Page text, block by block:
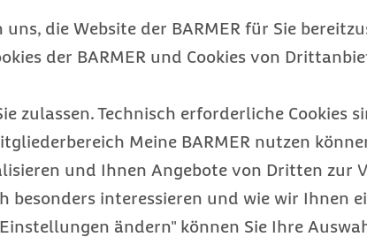
uns, die Website der BARMER für Sie
der BARMER und Cookies von
zulassen. Technisch erforderliche Cookies
Meine BARMER nutzen
und Ihnen Angebote von Dritten zur
besonders interessieren und wie wir Ihnen
ändern" können Sie Ihre